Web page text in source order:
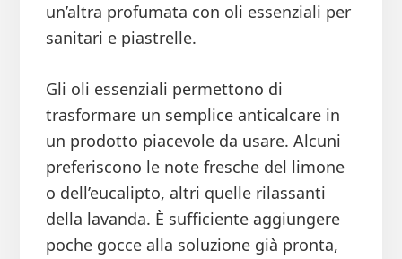
un’altra profumata con oli essenziali per
sanitari e piastrelle.
Gli oli essenziali permettono di
trasformare un semplice anticalcare in
un prodotto piacevole da usare. Alcuni
preferiscono le note fresche del limone
o dell’eucalipto, altri quelle rilassanti
della lavanda. È sufficiente aggiungere
poche gocce alla soluzione già pronta,